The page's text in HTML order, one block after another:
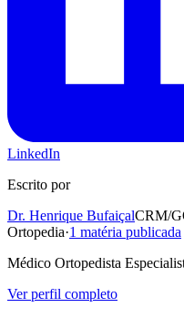
LinkedIn
Escrito por
Dr. Henrique BufaiçalCRM/
Ortopedia·1 matéria publicada
Médico Ortopedista
Ver perfil completo